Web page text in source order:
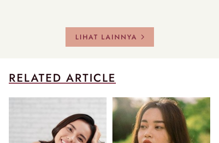
LIHAT LAINNYA
RELATED ARTICLE